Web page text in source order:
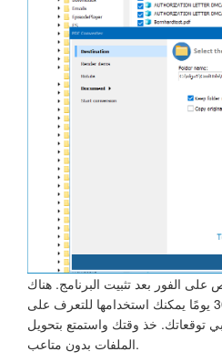
الفور بعد تثبيت البرنامج. هناك
فترة تجربة مجانية لمدة 30 يومًا يمكنك استخدامها للتعرف على
توقعاتك. خذ وقتك واستمتع بتحويل
الملفات بدون متاعب.